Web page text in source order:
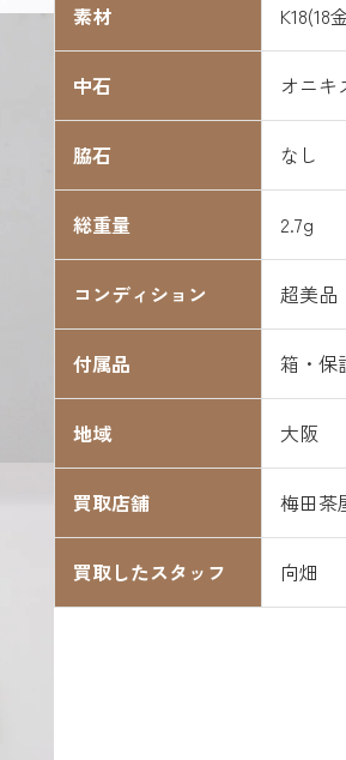
素材 K18(18
中石 オニキ
脇石 なし
総重量 2.7g
コンディション 超美品
付属品 箱・保
地域 大阪
買取店舗 梅田茶
買取したスタッフ 向畑